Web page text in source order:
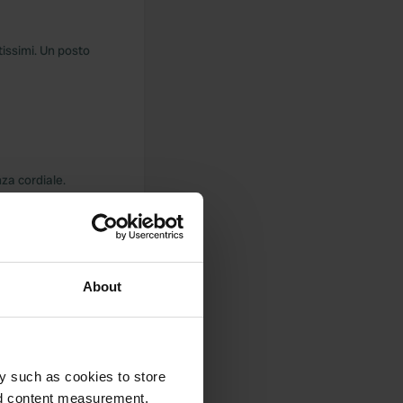
About
such as cookies to store
content measurement,
Un posto
cordiale.
con